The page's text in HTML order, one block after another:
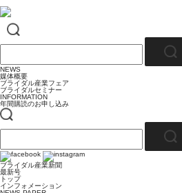
NEWS
媒体概要
ブライダル産業フェア
ブライダルセミナー
INFORMATION
年間購読のお申し込み
ブライダル産業新聞
最新号
トップ
インフォメーション